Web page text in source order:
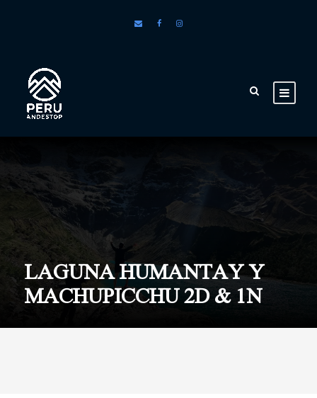
LAGUNA HUMANTAY Y
MACHUPICCHU 2D & 1N